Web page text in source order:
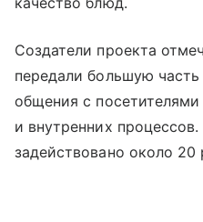
Создатели проекта
передали большую часть
общения с посетителями
и внутренних
задействовано около 20